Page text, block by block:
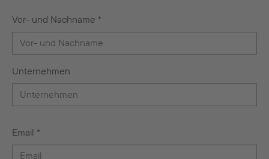
Vor- und Nachname *
Unternehmen
Email *